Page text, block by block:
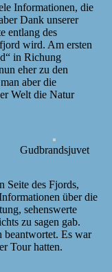
Informationen, die
Dank unserer
entlang des
wird. Am ersten
in Richung
eher zu den
aber die
Welt die Natur
Gudbrandsjuvet
Seite des Fjords,
über die
sehenswerte
zu sagen gab.
beantwortet. Es war
Tour hatten.